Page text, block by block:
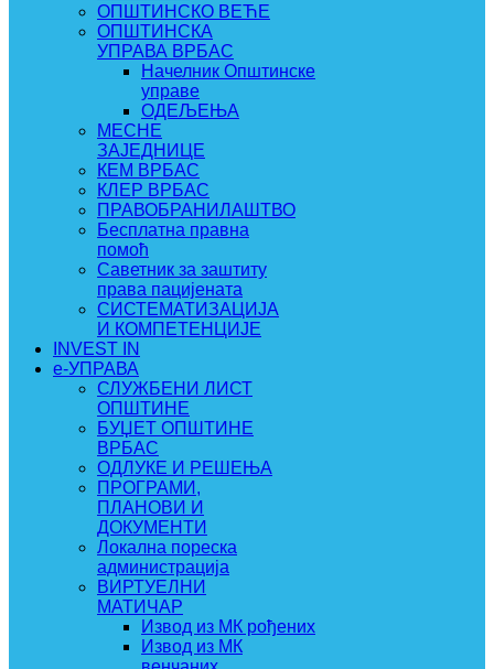
ОПШТИНСКО ВЕЋЕ
ОПШТИНСКА
УПРАВА ВРБАС
Начелник Општинске
управе
ОДЕЉЕЊА
МЕСНЕ
ЗАЈЕДНИЦЕ
КЕМ ВРБАС
КЛЕР ВРБАС
ПРАВОБРАНИЛАШТВО
Бесплатна правна
помоћ
Саветник за заштиту
права пацијената
СИСТЕМАТИЗАЦИЈА
И КОМПЕТЕНЦИЈЕ
INVEST IN
e-УПРАВА
СЛУЖБЕНИ ЛИСТ
ОПШТИНЕ
БУЏЕТ ОПШТИНЕ
ВРБАС
ОДЛУКЕ И РЕШЕЊА
ПРОГРАМИ,
ПЛАНОВИ И
ДОКУМЕНТИ
Локална пореска
администрација
ВИРТУЕЛНИ
МАТИЧАР
Извод из МК рођених
Извод из МК